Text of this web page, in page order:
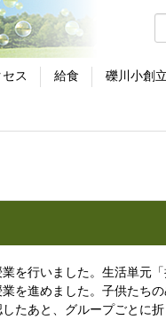
ス 給食 礫川小創
を行いました。生活単元
を進めました。子供たち
あと、グループごとに折